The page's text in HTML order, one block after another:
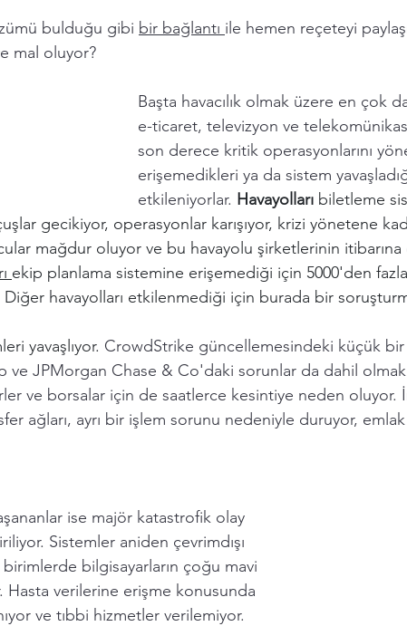
bulduğu gibi bir bağlantı ile hemen reçeteyi
mal oluyor?
Başta havacılık olmak üzere en çok
e-ticaret, televizyon ve
son derece kritik operasyonlarını
erişemedikleri ya da sistem
etkileniyorlar. Havayolları biletleme
gecikiyor, operasyonlar karışıyor, krizi yönetene
mağdur oluyor ve bu havayolu şirketlerinin itibarına
ekip planlama sistemine erişemediği için 5000'den
Diğer havayolları etkilenmediği için burada bir
yavaşlıyor. CrowdStrike güncellemesindeki küçük
ve JPMorgan Chase & Co'daki sorunlar da dahil
ve borsalar için de saatlerce kesintiye neden
ağları, ayrı bir işlem sorunu nedeniyle duruyor,
ise majör katastrofik olay
Sistemler aniden çevrimdışı
bilgisayarların çoğu mavi
Hasta verilerine erişme konusunda
ve tıbbi hizmetler verilemiyor.